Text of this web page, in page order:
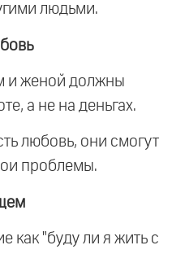
людьми.
и женой должны
а не на деньгах.
любовь, они смогут
проблемы.
как "буду ли я жить с